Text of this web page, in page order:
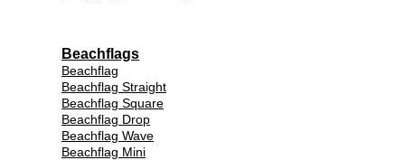
Beachflags
Beachflag
Beachflag Straight
Beachflag Square
Beachflag Drop
Beachflag Wave
Beachflag Mini